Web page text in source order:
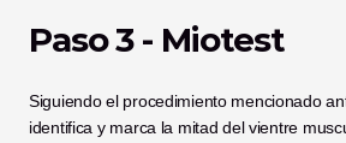
Paso 3 - Miotest
Siguiendo el procedimiento mencionado
identifica y marca la mitad del vientre